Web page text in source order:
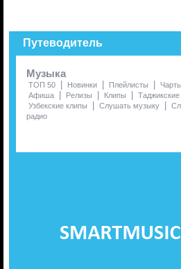
Путеводитель
Музыка
ТОП 50 | Новинки | Плейлисты | Чарты
Афиша | Релизы | Клипы |
Узбекские клипы | Слушать музыку |
радио